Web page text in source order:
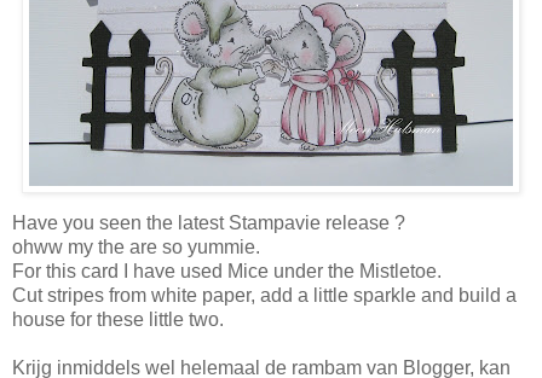
Have you seen the latest Stampavie release ?
ohww my the are so yummie.
For this card I have used Mice under the Mistletoe.
Cut stripes from white paper, add a little sparkle and build a
house for these little two.
Krijg inmiddels wel helemaal de rambam van Blogger, kan